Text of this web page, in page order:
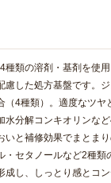
種類の溶剤・基剤を使
慮した処方基盤です。
（4種類）。適度なツヤ
水分解コンキオリンな
いと補修効果でまとま
・セタノールなど2種類
成し、しっとり感とコ